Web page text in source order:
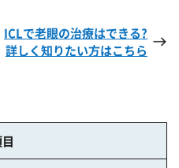
ICLで老眼の治療はできる?
詳しく知りたい方はこちら